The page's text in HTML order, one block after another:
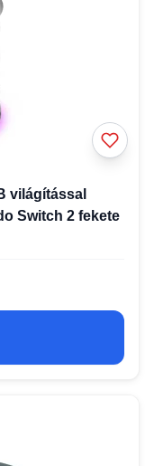
világítással
Switch 2 fekete